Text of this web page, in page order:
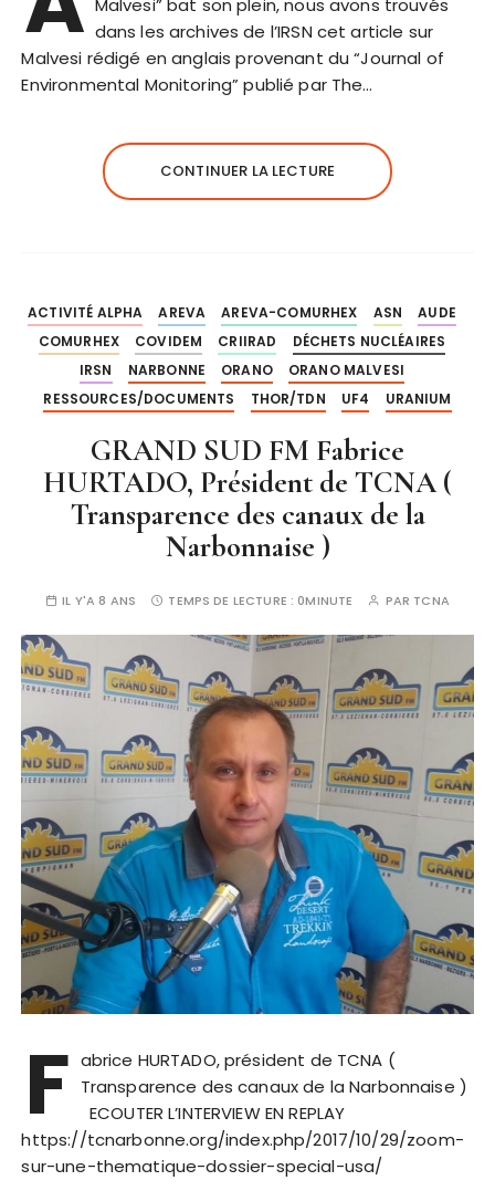
Malvesi” bat son plein, nous avons trouvés
dans les archives de l’IRSN cet article sur
Malvesi rédigé en anglais provenant du “Journal of
Environmental Monitoring” publié par The…
CONTINUER LA LECTURE
ACTIVITÉ ALPHA AREVA AREVA-COMURHEX ASN
AUDE
COMURHEX
COVIDEM CRIIRAD
DÉCHETS NUCLÉAIRES
IRSN
NARBONNE ORANO
ORANO MALVESI
RESSOURCES/DOCUMENTS
THOR/TDN UF4 URANIUM
GRAND SUD FM Fabrice
HURTADO, Président de TCNA (
Transparence des canaux de la
Narbonnaise )
IL Y'A 8 ANS TEMPS DE LECTURE : 0MINUTE PAR TCNA
F abrice HURTADO, président de TCNA (
Transparence des canaux de la Narbonnaise )
ECOUTER L’INTERVIEW EN REPLAY
https://tcnarbonne.org/index.php/2017/10/29/zoom-
sur-une-thematique-dossier-special-usa/